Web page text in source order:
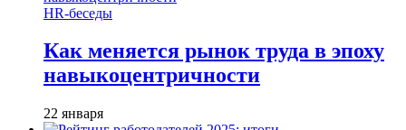
HR-беседы
Как меняется рынок труда в эпоху
навыкоцентричности
22 января